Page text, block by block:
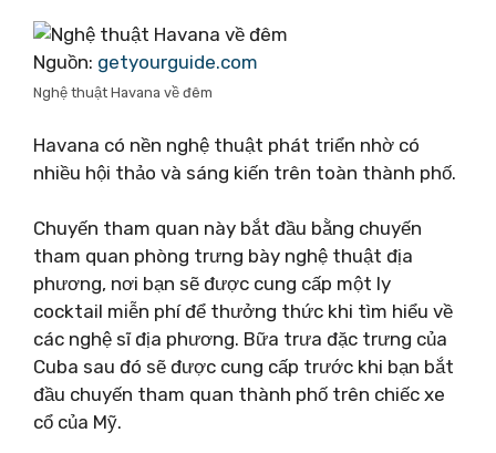
Nguồn: getyourguide.com
Nghệ thuật Havana về đêm
Havana có nền nghệ thuật phát triển nhờ có
nhiều hội thảo và sáng kiến ​​trên toàn thành phố.
Chuyến tham quan này bắt đầu bằng chuyến
tham quan phòng trưng bày nghệ thuật địa
phương, nơi bạn sẽ được cung cấp một ly
cocktail miễn phí để thưởng thức khi tìm hiểu về
các nghệ sĩ địa phương. Bữa trưa đặc trưng của
Cuba sau đó sẽ được cung cấp trước khi bạn bắt
đầu chuyến tham quan thành phố trên chiếc xe
cổ của Mỹ.